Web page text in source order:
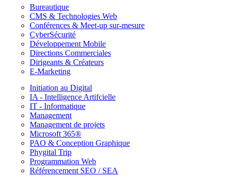
Bureautique
CMS & Technologies Web
Conférences & Meet-up sur-mesure
CyberSécurité
Développement Mobile
Directions Commerciales
Dirigeants & Créateurs
E-Marketing
Initiation au Digital
IA - Intelligence Artifcielle
IT - Informatique
Management
Management de projets
Microsoft 365®
PAO & Conception Graphique
Phygital Trip
Programmation Web
Référencement SEO / SEA